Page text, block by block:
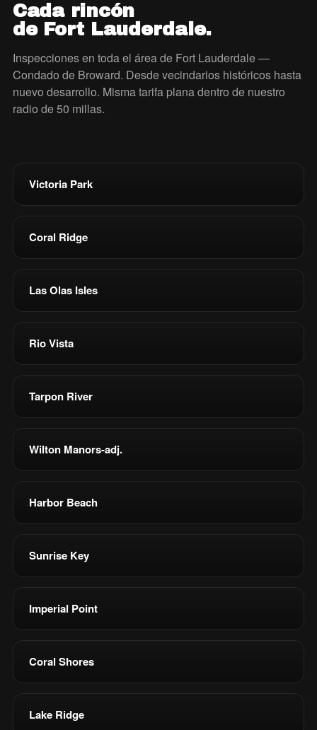
Cada rincón
de Fort Lauderdale.
Inspecciones en toda el área de Fort Lauderdale —
Condado de Broward. Desde vecindarios históricos hasta
nuevo desarrollo. Misma tarifa plana dentro de nuestro
radio de 50 millas.
Victoria Park
Coral Ridge
Las Olas Isles
Rio Vista
Tarpon River
Wilton Manors-adj.
Harbor Beach
Sunrise Key
Imperial Point
Coral Shores
Lake Ridge